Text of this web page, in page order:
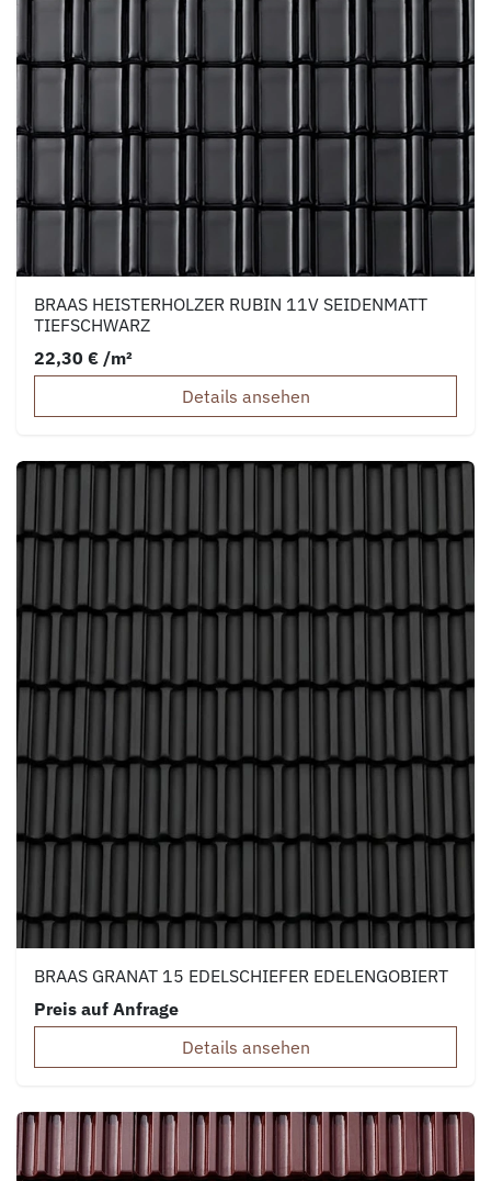
BRAAS HEISTERHOLZER RUBIN 11V SEIDENMATT
TIEFSCHWARZ
22,30 € /m²
Details ansehen
BRAAS GRANAT 15 EDELSCHIEFER EDELENGOBIERT
Preis auf Anfrage
Details ansehen